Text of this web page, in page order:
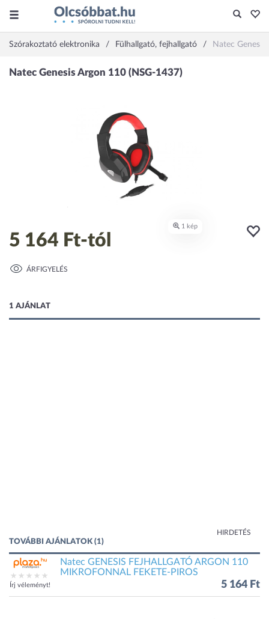
Szórakoztató elektronika Fülhallgató, fejhallgató Natec
5 164 Ft-tól
ÁRFIGYELÉS
1 AJÁNLAT
HIRDETÉS
TOVÁBBI AJÁNLATOK (1)
Írj véleményt!
Natec GENESIS FEJHALLGATÓ ARGON 110
MIKROFONNAL FEKETE-PIROS
5 164 Ft